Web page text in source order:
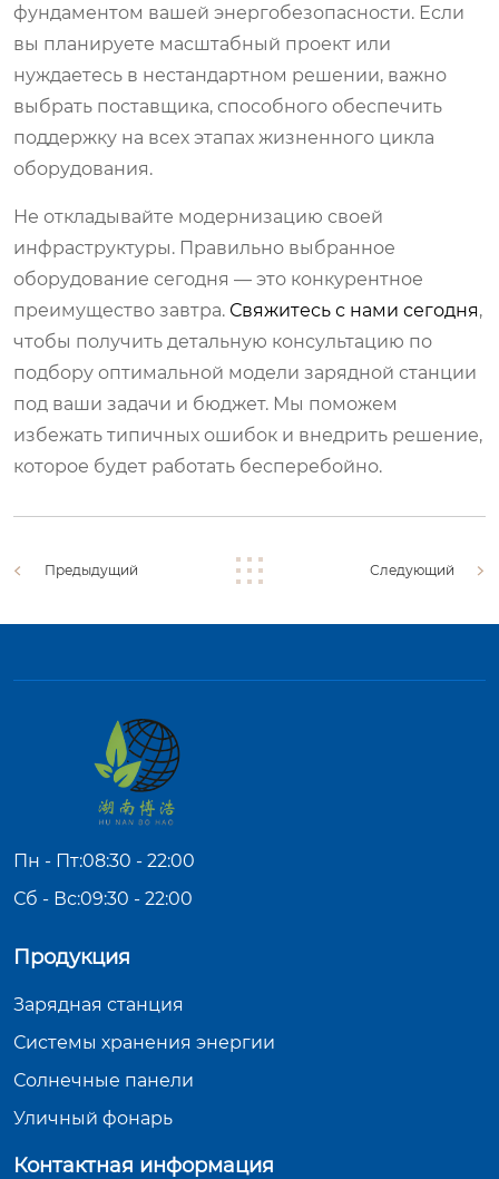
фундаментом вашей энергобезопасности. Если
вы планируете масштабный проект или
нуждаетесь в нестандартном решении, важно
выбрать поставщика, способного обеспечить
поддержку на всех этапах жизненного цикла
оборудования.
Не откладывайте модернизацию своей
инфраструктуры. Правильно выбранное
оборудование сегодня — это конкурентное
преимущество завтра. Свяжитесь с нами сегодня,
чтобы получить детальную консультацию по
подбору оптимальной модели зарядной станции
под ваши задачи и бюджет. Мы поможем
избежать типичных ошибок и внедрить решение,
которое будет работать бесперебойно.
Предыдущий Следующий
Пн - Пт:08:30 - 22:00
Сб - Вс:09:30 - 22:00
Продукция
Зарядная станция
Системы хранения энергии
Солнечные панели
Уличный фонарь
Контактная информация